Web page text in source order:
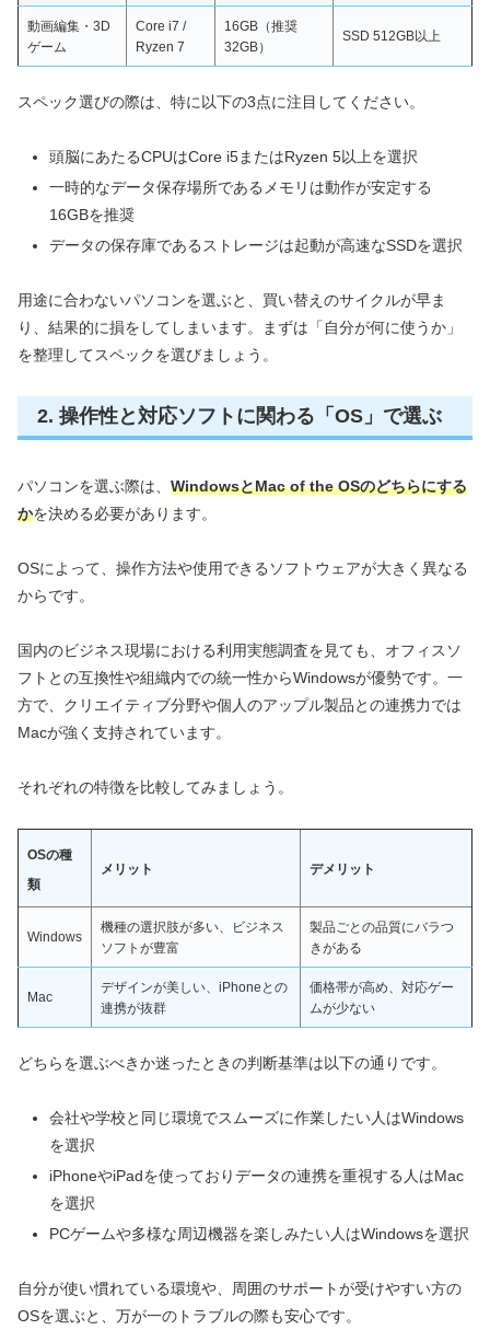
動画編集・3D
ゲーム
Core i7 /
Ryzen 7
16GB（推奨
32GB）
SSD 512GB以上
スペック選びの際は、特に以下の3点に注目してください。
頭脳にあたるCPUはCore i5またはRyzen 5以上を選択
一時的なデータ保存場所であるメモリは動作が安定する
16GBを推奨
データの保存庫であるストレージは起動が高速なSSDを選択
用途に合わないパソコンを選ぶと、買い替えのサイクルが早ま
り、結果的に損をしてしまいます。まずは「自分が何に使うか」
を整理してスペックを選びましょう。
2. 操作性と対応ソフトに関わる「OS」で選ぶ
パソコンを選ぶ際は、 WindowsとMac of the OSのどちらにする
かを決める必要があります。
OSによって、操作方法や使用できるソフトウェアが大きく異なる
からです。
国内のビジネス現場における利用実態調査を見ても、オフィスソ
フトとの互換性や組織内での統一性からWindowsが優勢です。一
方で、クリエイティブ分野や個人のアップル製品との連携力では
Macが強く支持されています。
それぞれの特徴を比較してみましょう。
OSの種
類
メリット デメリット
Windows
機種の選択肢が多い、ビジネス
ソフトが豊富
製品ごとの品質にバラつ
きがある
Mac
デザインが美しい、iPhoneとの
連携が抜群
価格帯が高め、対応ゲー
ムが少ない
どちらを選ぶべきか迷ったときの判断基準は以下の通りです。
会社や学校と同じ環境でスムーズに作業したい人はWindows
を選択
iPhoneやiPadを使っておりデータの連携を重視する人はMac
を選択
PCゲームや多様な周辺機器を楽しみたい人はWindowsを選択
自分が使い慣れている環境や、周囲のサポートが受けやすい方の
OSを選ぶと、万が一のトラブルの際も安心です。